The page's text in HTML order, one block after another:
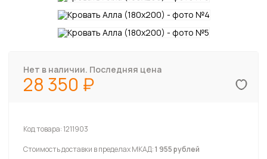
Нет в наличии. Последняя цена
28 350
Код товара:1211903
Стоимость доставки в пределах МКАД:1 955 рублей